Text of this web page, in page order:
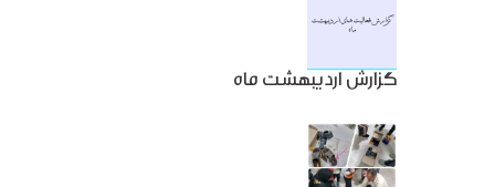
گزارش اردیبهشت ماه